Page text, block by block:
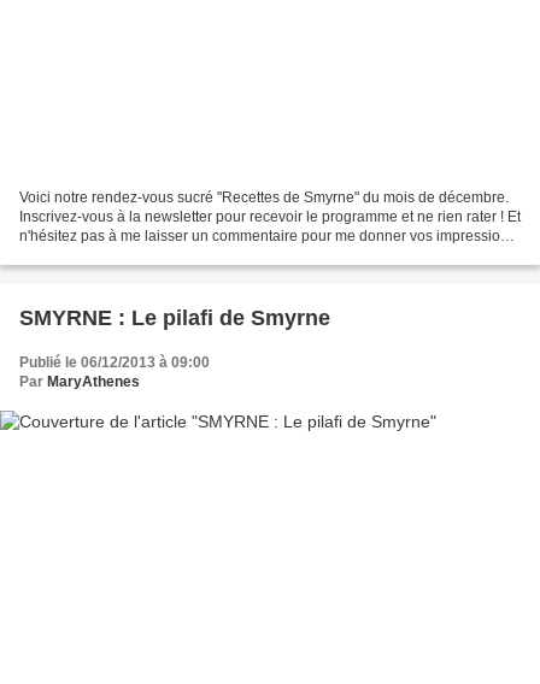
Voici notre rendez-vous sucré "Recettes de Smyrne" du mois de décembre.
Inscrivez-vous à la newsletter pour recevoir le programme et ne rien rater ! Et
n'hésitez pas à me laisser un commentaire pour me donner vos impressions
SMYRNE : Le pilafi de Smyrne
Publié le 06/12/2013 à 09:00
Par MaryAthenes